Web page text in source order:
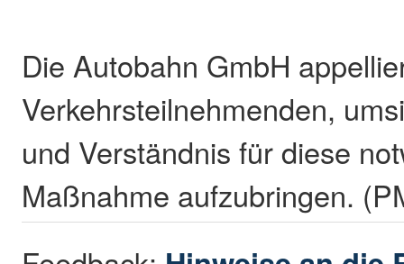
Die Autobahn GmbH
Verkehrsteilnehmenden,
und Verständnis für diese
Maßnahme aufzubringen.